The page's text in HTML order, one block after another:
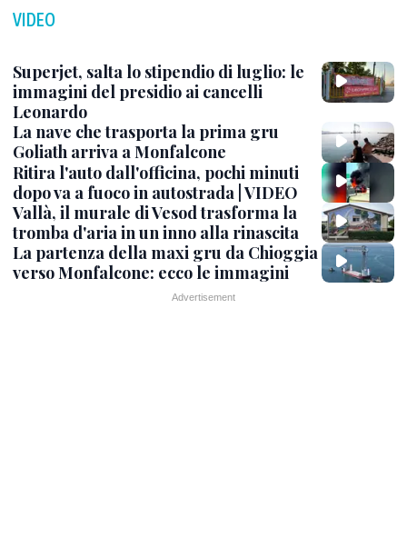
VIDEO
Superjet, salta lo stipendio di luglio: le
immagini del presidio ai cancelli
Leonardo
La nave che trasporta la prima gru
Goliath arriva a Monfalcone
Ritira l'auto dall'officina, pochi minuti
dopo va a fuoco in autostrada | VIDEO
Vallà, il murale di Vesod trasforma la
tromba d'aria in un inno alla rinascita
La partenza della maxi gru da Chioggia
verso Monfalcone: ecco le immagini